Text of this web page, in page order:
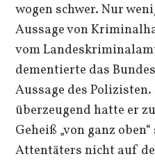
wogen schwer. Nur
Aussage von
vom
dementierte das
Aussage des
überzeugend hatte er
Geheiß „von ganz
Attentäters nicht auf